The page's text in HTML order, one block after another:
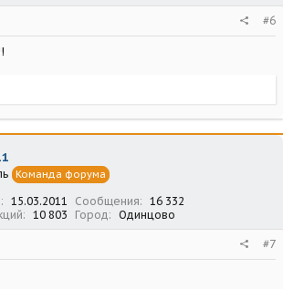
#6
Команда форума
15.03.2011 Сообщения
16 332
10 803 Город Одинцово
#7